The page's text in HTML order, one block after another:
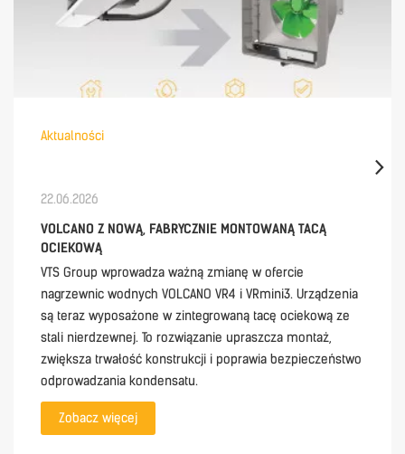
Aktualności
22.06.2026
VOLCANO Z NOWĄ, FABRYCZNIE MONTOWANĄ TACĄ
OCIEKOWĄ
VTS Group wprowadza ważną zmianę w ofercie
nagrzewnic wodnych VOLCANO VR4 i VRmini3. Urządzenia
są teraz wyposażone w zintegrowaną tacę ociekową ze
stali nierdzewnej. To rozwiązanie upraszcza montaż,
zwiększa trwałość konstrukcji i poprawia bezpieczeństwo
odprowadzania kondensatu.
Zobacz więcej